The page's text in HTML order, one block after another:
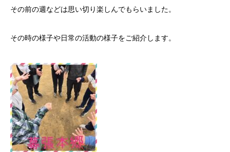
その前の週などは思い切り楽しんでもらいました。
その時の様子や日常の活動の様子をご紹介します。